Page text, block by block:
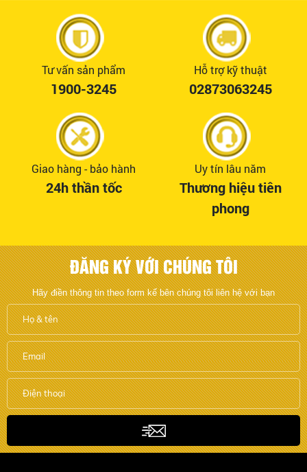
Tư vấn sản phẩm
1900-3245
Hỗ trợ kỹ thuật
02873063245
Giao hàng - bảo hành
24h thần tốc
Uy tín lâu năm
Thương hiệu tiên
phong
ĐĂNG KÝ VỚI CHÚNG TÔI
Hãy điền thông tin theo form kế bên chúng tôi liên hệ với bạn